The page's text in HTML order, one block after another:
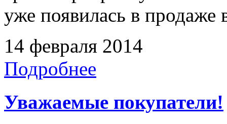
уже появилась в продаже
14 февраля 2014
Подробнее
Уважаемые покупатели!